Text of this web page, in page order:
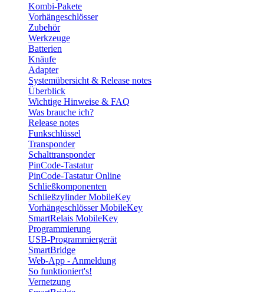
Kombi-Pakete
Vorhängeschlösser
Zubehör
Werkzeuge
Batterien
Knäufe
Adapter
Systemübersicht & Release notes
Überblick
Wichtige Hinweise & FAQ
Was brauche ich?
Release notes
Funkschlüssel
Transponder
Schalttransponder
PinCode-Tastatur
PinCode-Tastatur Online
Schließkomponenten
Schließzylinder MobileKey
Vorhängeschlösser MobileKey
SmartRelais MobileKey
Programmierung
USB-Programmiergerät
SmartBridge
Web-App - Anmeldung
So funktioniert's!
Vernetzung